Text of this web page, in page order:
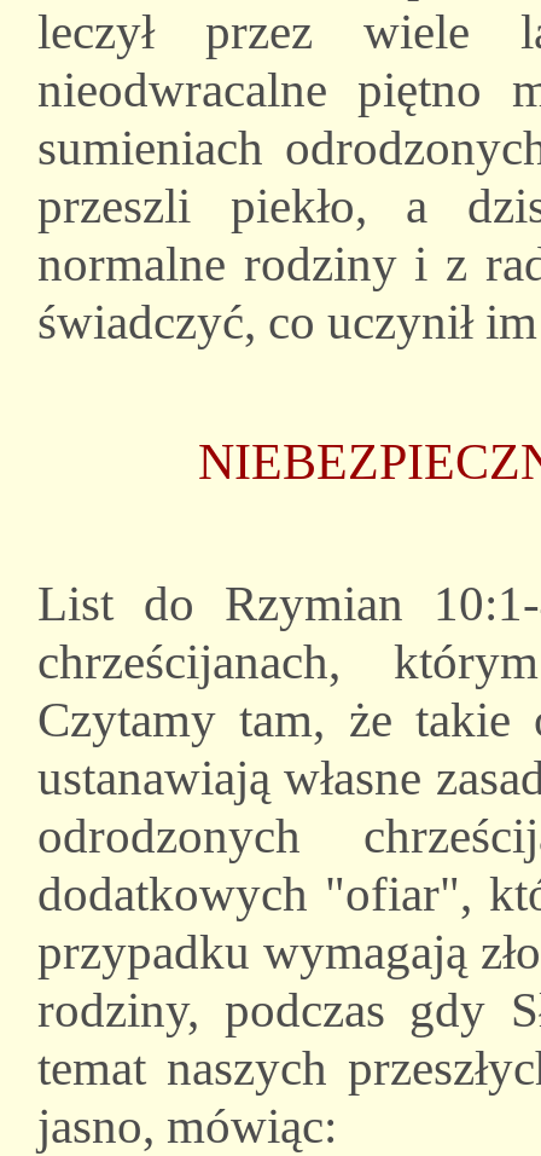
leczył przez wiele
nieodwracalne piętno
sumieniach
przeszli piekło, a
normalne rodziny i z
świadczyć, co uczynił
List do Rzymian
chrześcijanach,
Czytamy tam, że
ustanawiają własne
odrodzonych
dodatkowych "ofiar",
przypadku wymagają
rodziny, podczas gdy
temat naszych
jasno, mówiąc: